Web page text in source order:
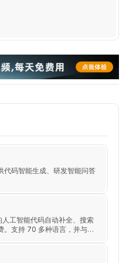
代码智能生成、研发智能问答
工智能代码自动补全、搜索
。支持 70 多种语言，并与您